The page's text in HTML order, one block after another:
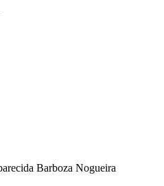
Aparecida Barboza